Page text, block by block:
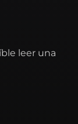
leer una